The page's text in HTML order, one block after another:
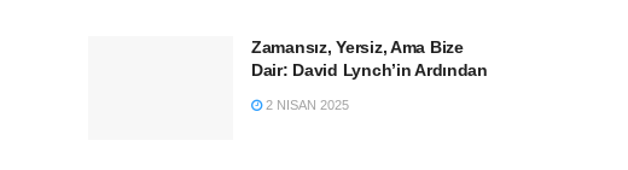
Zamansız, Yersiz, Ama Bize
Dair: David Lynch’in Ardından
2 NISAN 2025